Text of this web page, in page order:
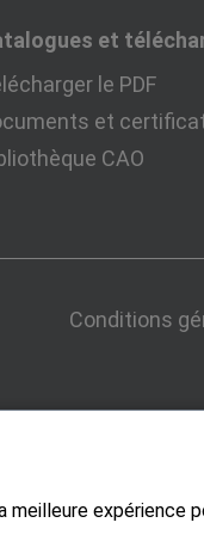
et
le PDF
et
CAO
Conditions
meilleure expérience